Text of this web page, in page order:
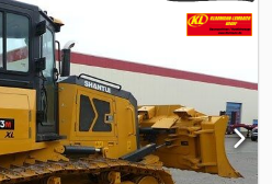
- Brzine 1 i 2 - Električno
/ 36 Hz - Amplituda 2 mm / 0,8 mm -
- Centrifugalna sila / širina valjka
- Dubina zbijanja 650 / 500 mm -
brzina 11 km/h - Stepen
± 28 stepeni - Ugao njihanja ± 15
2.970 mm - Linijsko
- Sistem protiv proklizavanja -